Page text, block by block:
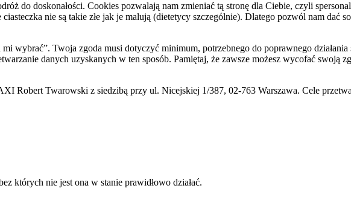
do doskonałości. Cookies pozwalają nam zmieniać tą stronę dla Ciebie, czyli
nie są takie złe jak je malują (dietetycy szczególnie). Dlatego pozwól nam dać
wybrać”. Twoja zgoda musi dotyczyć minimum, potrzebnego do poprawnego
danych uzyskanych w ten sposób. Pamiętaj, że zawsze możesz wycofać swoją
Robert Twarowski z siedzibą przy ul. Nicejskiej 1/387, 02-763 Warszawa. Cele
których nie jest ona w stanie prawidłowo działać.